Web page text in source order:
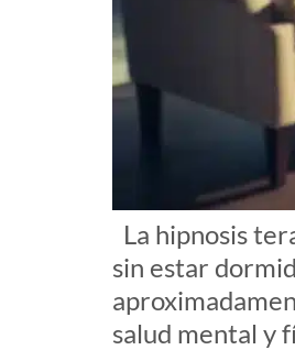
La hipnosis
sin estar
salud mental y